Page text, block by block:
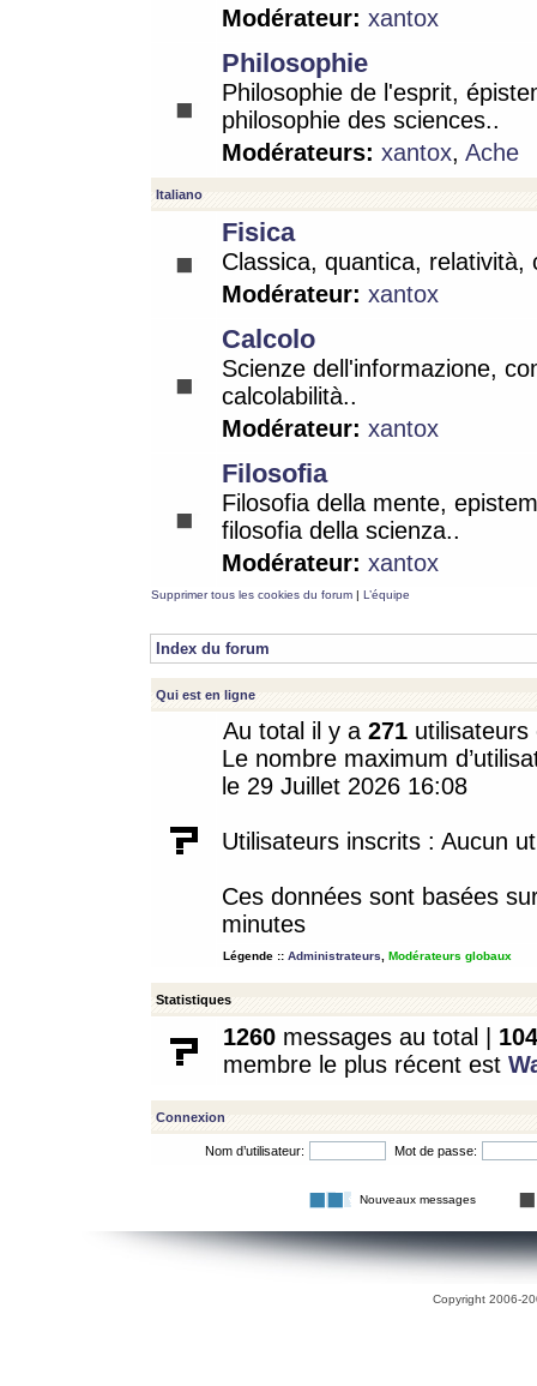
Modérateur: xantox
Philosophie
Philosophie de l'esprit,
philosophie des sciences..
Modérateurs: xantox, Ache
Italiano
Fisica
Classica, quantica, relatività,
Modérateur: xantox
Calcolo
Scienze dell'informazione,
calcolabilità..
Modérateur: xantox
Filosofia
Filosofia della mente,
filosofia della scienza..
Modérateur: xantox
Supprimer tous les cookies du forum | L’équipe
Index du forum
Qui est en ligne
Au total il y a 271
Le nombre maximum
le 29 Juillet 2026 16:08
Utilisateurs inscrits : Aucun
Ces données sont basées
minutes
Légende :: Administrateurs Modérateurs globaux
Statistiques
1260 messages au total | 104
membre le plus récent est
Connexion
Nom d’utilisateur: Mot de passe:
Nouveaux messages
Copyright 2006-